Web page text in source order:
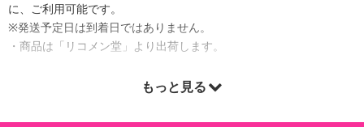
に、ご利用可能です。
※発送予定日は到着日ではありません。
・商品は「リコメン堂」より出荷します。
もっと見る